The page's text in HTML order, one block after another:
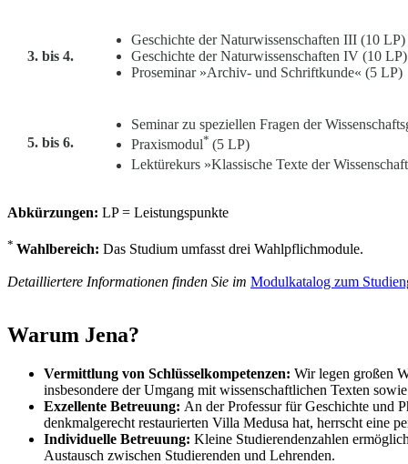
3. bis 4.
Geschichte der Naturwissenschaften III (10 LP)
Geschichte der Naturwissenschaften IV (10 LP)
Proseminar »Archiv- und Schriftkunde« (5 LP)
5. bis 6.
Seminar zu speziellen Fragen der
Praxismodul* (5 LP)
Lektürekurs »Klassische Texte der
Abkürzungen: LP = Leistungspunkte
* Wahlbereich: Das Studium umfasst drei Wahlpflichmodule.
Detailliertere Informationen finden Sie im Modulkatalog zum
Warum Jena?
Vermittlung von Schlüsselkompetenzen: Wir legen großen
insbesondere der Umgang mit wissenschaftlichen Texten
Exzellente Betreuung: An der Professur für Geschichte und
denkmalgerecht restaurierten Villa Medusa hat, herrscht eine
Individuelle Betreuung: Kleine Studierendenzahlen
Austausch zwischen Studierenden und Lehrenden.